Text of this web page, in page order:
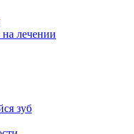
на лечении
зуб